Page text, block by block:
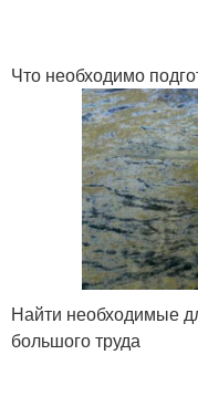
Что необходимо
Найти необходимые
большого труда